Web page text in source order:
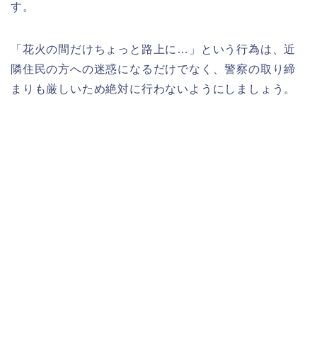
す。
「花火の間だけちょっと路上に…」という行為は、近
隣住民の方への迷惑になるだけでなく、警察の取り締
まりも厳しいため絶対に行わないようにしましょう。